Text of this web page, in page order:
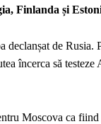
Finlanda și
de Rusia.
încerca să
Moscova ca